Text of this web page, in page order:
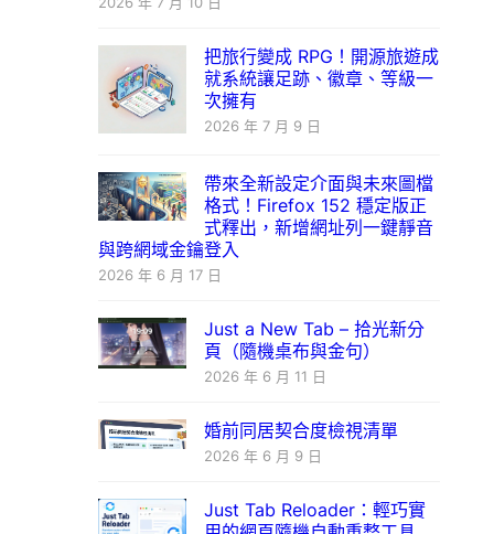
把旅行變成 RPG！開源旅遊成
就系統讓足跡、徽章、等級一
次擁有
2026 年 7 月 9 日
帶來全新設定介面與未來圖檔
格式！Firefox 152 穩定版正
式釋出，新增網址列一鍵靜音
與跨網域金鑰登入
2026 年 6 月 17 日
Just a New Tab – 拾光新分
頁（隨機桌布與金句）
2026 年 6 月 11 日
婚前同居契合度檢視清單
2026 年 6 月 9 日
Just Tab Reloader：輕巧實